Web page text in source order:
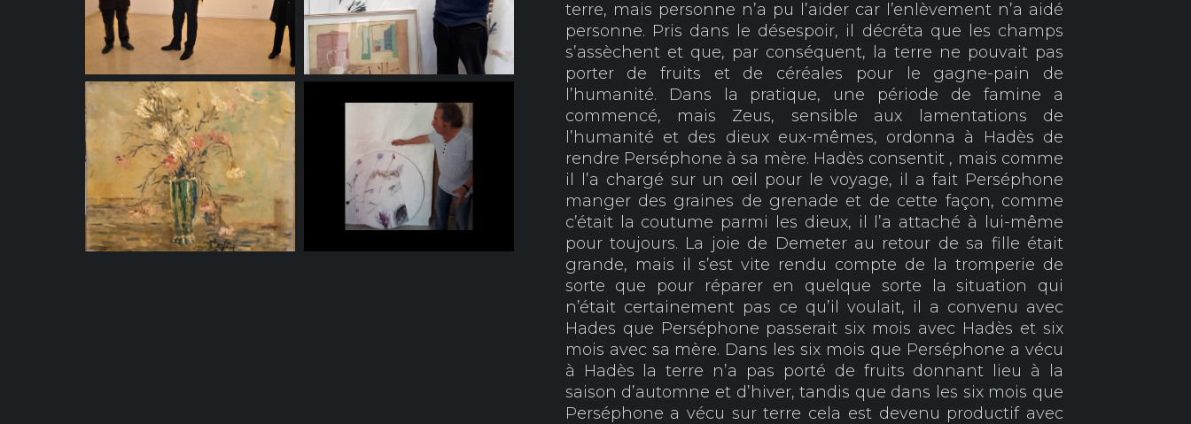
terre, mais personne n’a pu l’aider car l’enlèvement n’a aidé
personne. Pris dans le désespoir, il décréta que les champs
s’assèchent et que, par conséquent, la terre ne pouvait pas
porter de fruits et de céréales pour le gagne-pain de
l’humanité. Dans la pratique, une période de famine a
commencé, mais Zeus, sensible aux lamentations de
l’humanité et des dieux eux-mêmes, ordonna à Hadès de
rendre Perséphone à sa mère. Hadès consentit , mais comme
il l’a chargé sur un œil pour le voyage, il a fait Perséphone
manger des graines de grenade et de cette façon, comme
c’était la coutume parmi les dieux, il l’a attaché à lui-même
pour toujours. La joie de Demeter au retour de sa fille était
grande, mais il s’est vite rendu compte de la tromperie de
sorte que pour réparer en quelque sorte la situation qui
n’était certainement pas ce qu’il voulait, il a convenu avec
Hades que Perséphone passerait six mois avec Hadès et six
mois avec sa mère. Dans les six mois que Perséphone a vécu
à Hadès la terre n’a pas porté de fruits donnant lieu à la
saison d’automne et d’hiver, tandis que dans les six mois que
Perséphone a vécu sur terre cela est devenu productif avec